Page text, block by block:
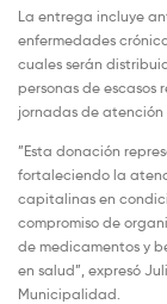
La entrega incluye
enfermedades
cuales serán
personas de escasos
jornadas de atención
”Esta donación
fortaleciendo la
capitalinas en
compromiso de
de medicamentos y
en salud”, expresó
Municipalidad.